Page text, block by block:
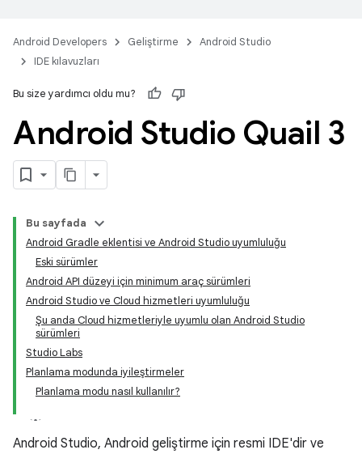
Android Developers Geliştirme
Android Studio
IDE kılavuzları
Bu size yardımcı oldu mu?
Android Studio Quail 3
Bu sayfada
Android Gradle eklentisi ve Android Studio uyumluluğu
Eski sürümler
Android API düzeyi için minimum araç sürümleri
Android Studio ve Cloud hizmetleri uyumluluğu
Şu anda Cloud hizmetleriyle uyumlu olan Android Studio
sürümleri
Studio Labs
Planlama modunda iyileştirmeler
Planlama modu nasıl kullanılır?
Android Studio, Android geliştirme için resmi IDE'dir ve